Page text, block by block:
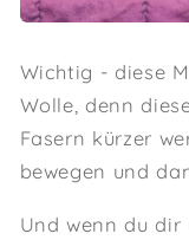
Wichtig - diese
Wolle, denn
Fasern kürzer
bewegen und
Und wenn du